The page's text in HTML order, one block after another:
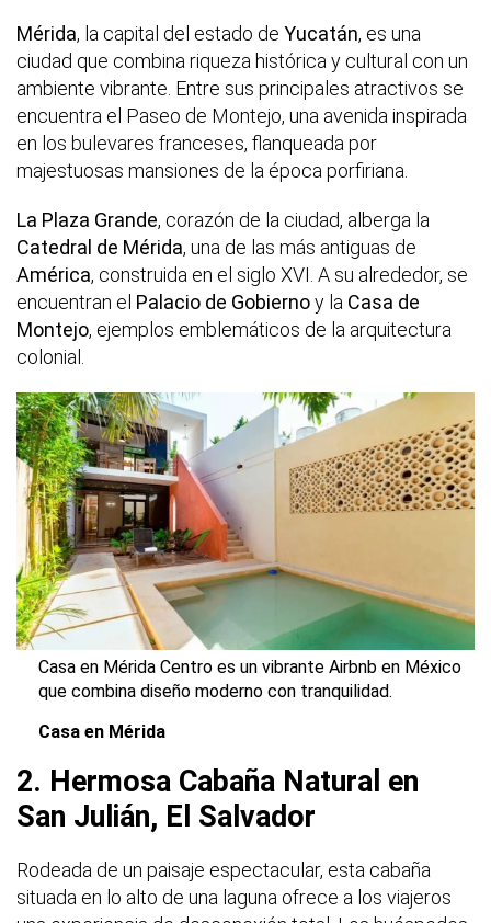
Mérida, la capital del estado de Yucatán, es una
ciudad que combina riqueza histórica y cultural con un
ambiente vibrante. Entre sus principales atractivos se
encuentra el Paseo de Montejo, una avenida inspirada
en los bulevares franceses, flanqueada por
majestuosas mansiones de la época porfiriana.
La Plaza Grande, corazón de la ciudad, alberga la
Catedral de Mérida, una de las más antiguas de
América, construida en el siglo XVI. A su alrededor, se
encuentran el Palacio de Gobiernoy la Casa de
Montejo, ejemplos emblemáticos de la arquitectura
colonial.
Casa en Mérida Centro es un vibrante Airbnb en México
que combina diseño moderno con tranquilidad.
Casa en Mérida
2. Hermosa Cabaña Natural en
San Julián, El Salvador
Rodeada de un paisaje espectacular, esta cabaña
situada en lo alto de una laguna ofrece a los viajeros